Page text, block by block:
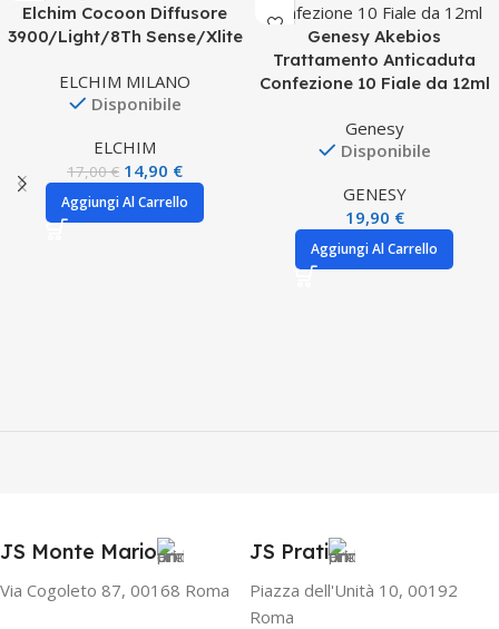
Elchim Cocoon Diffusore
3900/Light/8Th Sense/Xlite
ELCHIM MILANO
Disponibile
ELCHIM
17,00€ 14,90 €
Aggiungi Al Carrello
Genesy Akebios
Trattamento Anticaduta
Confezione 10 Fiale da 12ml
Genesy
Disponibile
GENESY
19,90 €
Aggiungi Al Carrello
JS Monte Mario
Via Cogoleto 87, 00168 Roma
JS Prati
Piazza dell'Unità 10, 00192
Roma